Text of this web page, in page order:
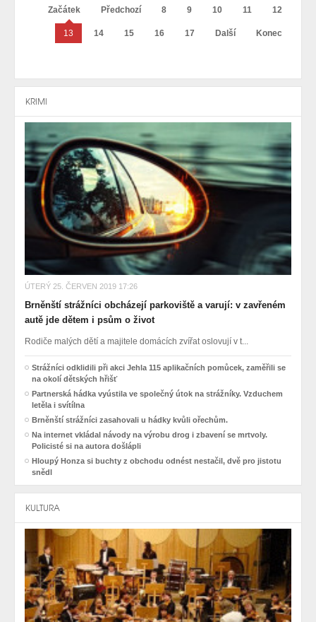
Začátek Předchozí 8 9 10 11 12
13 14 15 16 17 Další Konec
KRIMI
ÚTERÝ 25. ČERVEN 2019 17:26
Brněnští strážníci obcházejí parkoviště a varují: v zavřeném
autě jde dětem i psům o život
Rodiče malých dětí a majitele domácích zvířat oslovují v t...
Strážníci odklidili při akci Jehla 115 aplikačních pomůcek, zaměřili se
na okolí dětských hřišť
Partnerská hádka vyústila ve společný útok na strážníky. Vzduchem
letěla i svítílna
Brněnští strážníci zasahovali u hádky kvůli ořechům.
Na internet vkládal návody na výrobu drog i zbavení se mrtvoly.
Policisté si na autora došlápli
Hloupý Honza si buchty z obchodu odnést nestačil, dvě pro jistotu
snědl
KULTURA